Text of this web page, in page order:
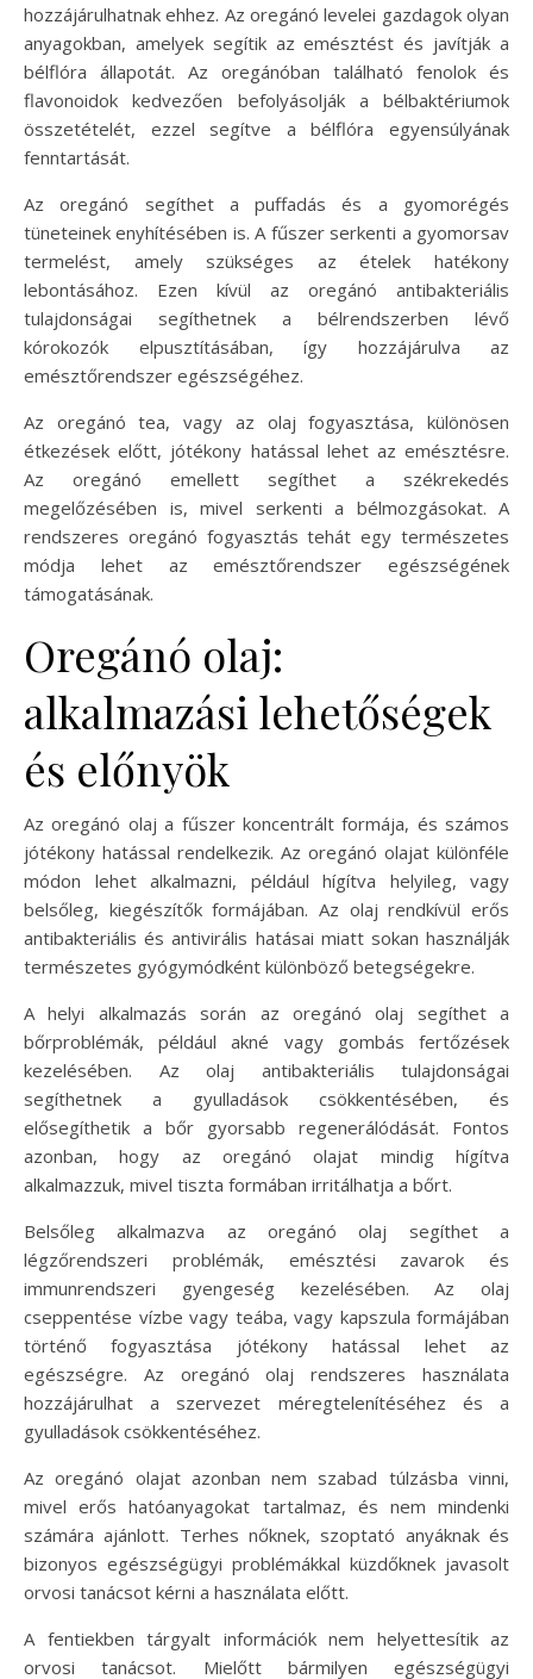
hozzájárulhatnak ehhez. Az oregánó levelei gazdagok olyan
anyagokban, amelyek segítik az emésztést és javítják a
bélflóra állapotát. Az oregánóban található fenolok és
flavonoidok kedvezően befolyásolják a bélbaktériumok
összetételét, ezzel segítve a bélflóra egyensúlyának
fenntartását.
Az oregánó segíthet a puffadás és a gyomorégés
tüneteinek enyhítésében is. A fűszer serkenti a gyomorsav
termelést, amely szükséges az ételek hatékony
lebontásához. Ezen kívül az oregánó antibakteriális
tulajdonságai segíthetnek a bélrendszerben lévő
kórokozók elpusztításában, így hozzájárulva az
emésztőrendszer egészségéhez.
Az oregánó tea, vagy az olaj fogyasztása, különösen
étkezések előtt, jótékony hatással lehet az emésztésre.
Az oregánó emellett segíthet a székrekedés
megelőzésében is, mivel serkenti a bélmozgásokat. A
rendszeres oregánó fogyasztás tehát egy természetes
módja lehet az emésztőrendszer egészségének
támogatásának.
Oregánó olaj:
alkalmazási lehetőségek
és előnyök
Az oregánó olaj a fűszer koncentrált formája, és számos
jótékony hatással rendelkezik. Az oregánó olajat különféle
módon lehet alkalmazni, például hígítva helyileg, vagy
belsőleg, kiegészítők formájában. Az olaj rendkívül erős
antibakteriális és antivirális hatásai miatt sokan használják
természetes gyógymódként különböző betegségekre.
A helyi alkalmazás során az oregánó olaj segíthet a
bőrproblémák, például akné vagy gombás fertőzések
kezelésében. Az olaj antibakteriális tulajdonságai
segíthetnek a gyulladások csökkentésében, és
elősegíthetik a bőr gyorsabb regenerálódását. Fontos
azonban, hogy az oregánó olajat mindig hígítva
alkalmazzuk, mivel tiszta formában irritálhatja a bőrt.
Belsőleg alkalmazva az oregánó olaj segíthet a
légzőrendszeri problémák, emésztési zavarok és
immunrendszeri gyengeség kezelésében. Az olaj
cseppentése vízbe vagy teába, vagy kapszula formájában
történő fogyasztása jótékony hatással lehet az
egészségre. Az oregánó olaj rendszeres használata
hozzájárulhat a szervezet méregtelenítéséhez és a
gyulladások csökkentéséhez.
Az oregánó olajat azonban nem szabad túlzásba vinni,
mivel erős hatóanyagokat tartalmaz, és nem mindenki
számára ajánlott. Terhes nőknek, szoptató anyáknak és
bizonyos egészségügyi problémákkal küzdőknek javasolt
orvosi tanácsot kérni a használata előtt.
A fentiekben tárgyalt információk nem helyettesítik az
orvosi tanácsot. Mielőtt bármilyen egészségügyi